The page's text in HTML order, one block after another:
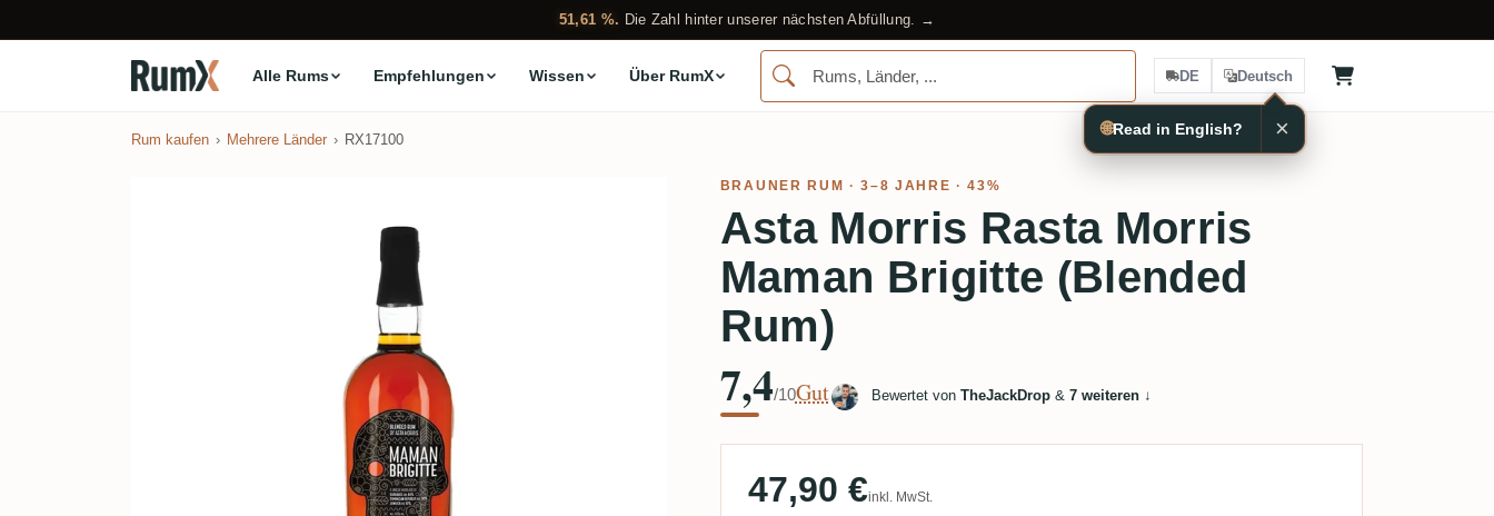
51,61 %. Die Zahl hinter unserer nächsten Abfüllung. →
Alle Rums Empfehlungen Wissen Über RumX DE Deutsch
Rum kaufen Mehrere Länder RX17100
BRAUNER RUM · 3–8 JAHRE · 43%
Asta Morris Rasta Morris
Maman Brigitte (Blended
Rum)
7,4/10Gut Bewertet von TheJackDrop& 7 weiteren↓
47,90 €inkl. MwSt.
🌐Read in English? ×